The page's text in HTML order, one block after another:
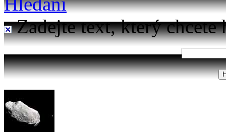
Zadejte text, který chcete